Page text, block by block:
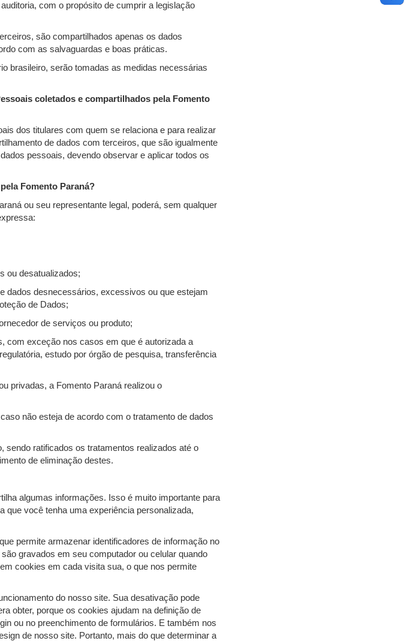
com o propósito de cumprir a legislação
são compartilhados apenas os dados
com as salvaguardas e boas práticas.
brasileiro, serão tomadas as medidas necessárias
coletados e compartilhados pela Fomento
dos titulares com quem se relaciona e para realizar
de dados com terceiros, que são igualmente
pessoais, devendo observar e aplicar todos os
Fomento Paraná?
ou seu representante legal, poderá, sem qualquer
ou desatualizados;
dados desnecessários, excessivos ou que estejam
de Dados;
de serviços ou produto;
com exceção nos casos em que é autorizada a
estudo por órgão de pesquisa, transferência
privadas, a Fomento Paraná realizou o
não esteja de acordo com o tratamento de dados
sendo ratificados os tratamentos realizados até o
de eliminação destes.
algumas informações. Isso é muito importante para
você tenha uma experiência personalizada,
permite armazenar identificadores de informação no
gravados em seu computador ou celular quando
cookies em cada visita sua, o que nos permite
do nosso site. Sua desativação pode
obter, porque os cookies ajudam na definição de
ou no preenchimento de formulários. E também nos
de nosso site. Portanto, mais do que determinar a